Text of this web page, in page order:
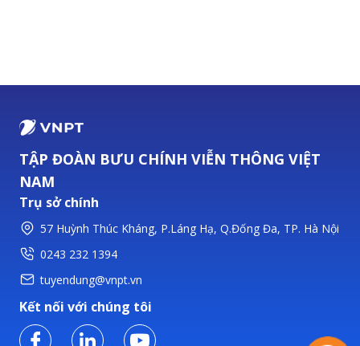
TẬP ĐOÀN BƯU CHÍNH VIỄN THÔNG VIỆT
NAM
Trụ sở chính
57 Huỳnh Thúc Kháng, P.Láng Hạ, Q.Đống Đa, TP. Hà Nội
0243 232 1394
tuyendung@vnpt.vn
Kết nối với chúng tôi